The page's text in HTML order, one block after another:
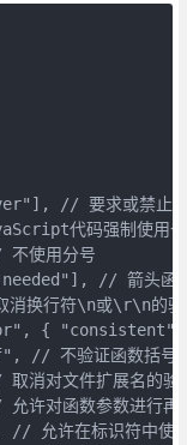
// 要求或禁止末
代码强制使用一
使用分号
// 箭头函数
换行符\n或\r\n的验
{ "consistent":
// 不验证函数括号
消对文件扩展名的验
许对函数参数进行再
允许在标识符中使